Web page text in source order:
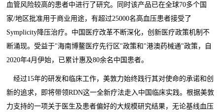
血管风险较高的患者中进行了研究。同时该产品已在全球70多个国
家/地区批准用于商业用途，有超过25000名高血压患者接受了
Symplicity降压治疗。中国医疗改革不断深化，创新医疗政策机制不
断涌现。受益于"海南博鳌医疗先行区"政策和"港澳药械通"政策，自
2020年4月伊始，已累计惠及80余名中国患者。
经过15年的研发和临床工作，美敦力始终践行其对使命的承诺和创
新的追求，即将带领RDN这一全新疗法走入中国临床实践。根据美敦
力支持的一项关于医生及患者偏好的大规模研究结果，无论基线血压